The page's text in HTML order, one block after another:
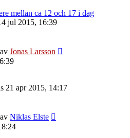
mellan ca 12 och 17 i dag
jul 2015, 16:39
av Jonas Larsson
21 apr 2015, 14:17
av Niklas Elste